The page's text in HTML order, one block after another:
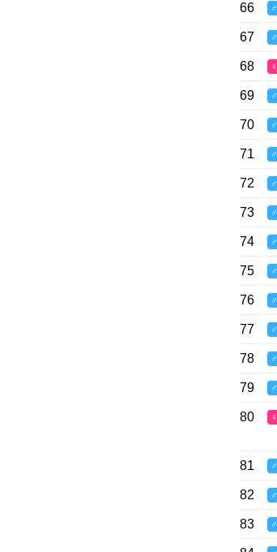
66 ♂
67 ♂
68 ♀
69 ♂
70 ♂
71 ♂
72 ♂
73 ♂
74 ♂
75 ♂
76 ♂
77 ♂
78 ♂
79 ♂
80 ♀
81 ♂
82 ♂
83 ♂